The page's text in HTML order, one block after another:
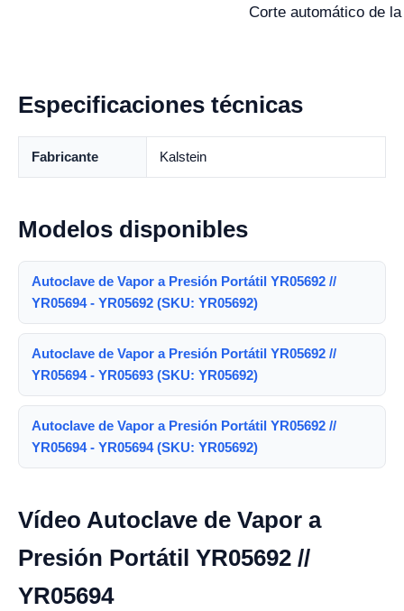
Corte automático de
Especificaciones técnicas
Fabricante Kalstein
Modelos disponibles
Autoclave de Vapor a Presión Portátil YR05692 //
YR05694 - YR05692 (SKU: YR05692)
Autoclave de Vapor a Presión Portátil YR05692 //
YR05694 - YR05693 (SKU: YR05692)
Autoclave de Vapor a Presión Portátil YR05692 //
YR05694 - YR05694 (SKU: YR05692)
Vídeo Autoclave de Vapor a
Presión Portátil YR05692 //
YR05694